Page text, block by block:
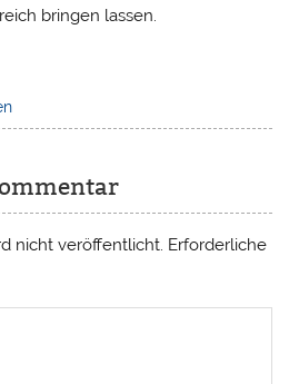
bringen lassen.
nicht veröffentlicht. Erforderliche